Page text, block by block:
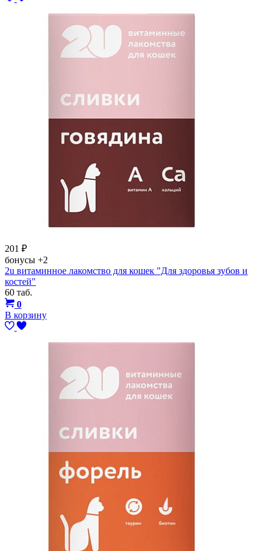
201 ₽
бонусы +2
2u витаминное лакомство для кошек "Для здоровья зубов и
костей"
60 таб.
0
В корзину